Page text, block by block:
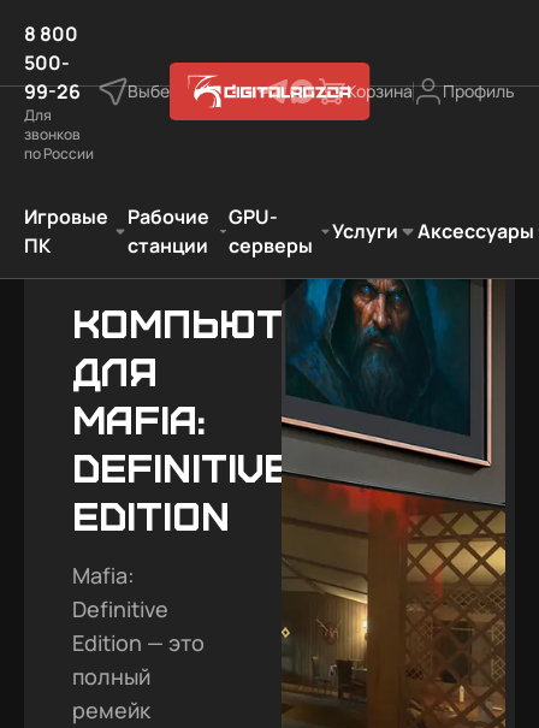
8 800
500-
99-26
Для
звонков
по России
Выберите город Корзина Профиль
Игровые
ПК
Рабочие
станции
GPU-
серверы
Услуги Аксессуары
Компьютер
для
Mafia:
Definitive
Edition
Mafia:
Definitive
Edition — это
полный
ремейк